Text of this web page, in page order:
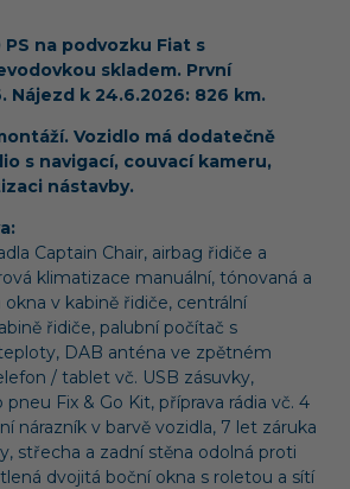
PS na podvozku Fiat s
skladem. První
Nájezd k 24.6.2026: 826 km.
Vozidlo má dodatečně
s navigací, couvací kameru,
nástavby.
Captain Chair, airbag řidiče a
klimatizace manuální, tónovaná a
v kabině řidiče, centrální
řidiče, palubní počítač s
DAB anténa ve zpětném
/ tablet vč. USB zásuvky,
Fix & Go Kit, příprava rádia vč. 4
nárazník v barvě vozidla, 7 let záruka
střecha a zadní stěna odolná proti
dvojitá boční okna s roletou a sítí